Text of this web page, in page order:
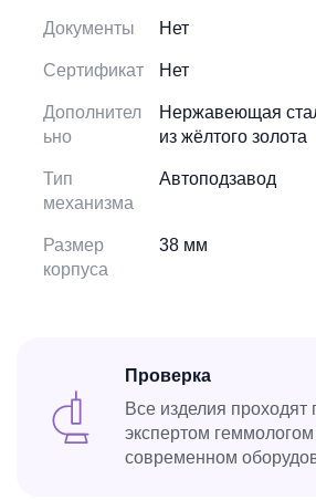
Документы Нет
Сертификат Нет
Дополнител
ьно
Нержавеющая
из жёлтого золота
Тип
механизма
Автоподзавод
Размер
корпуса
38 мм
Проверка
Все изделия проходят
экспертом
современном